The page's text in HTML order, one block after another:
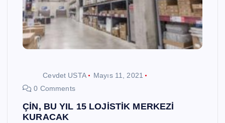
Cevdet USTA
Mayıs 11, 2021
0 Comments
ÇİN, BU YIL 15 LOJİSTİK MERKEZİ
KURACAK